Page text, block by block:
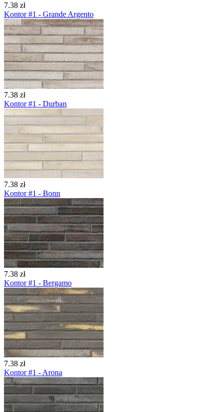
7.38 zł
Kontor #1 - Grande Argento
7.38 zł
Kontor #1 - Durban
7.38 zł
Kontor #1 - Bonn
7.38 zł
Kontor #1 - Bergamo
7.38 zł
Kontor #1 - Arona